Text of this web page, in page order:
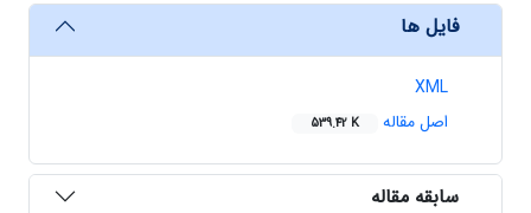
فایل ها
XML
اصل مقاله
539.42 K
سابقه مقاله